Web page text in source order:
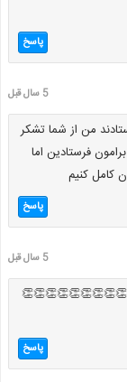
پاسخ
5 سال قبل
من از شما تشکر
فرستادین اما
کامل کنیم
پاسخ
5 سال قبل
پاسخ